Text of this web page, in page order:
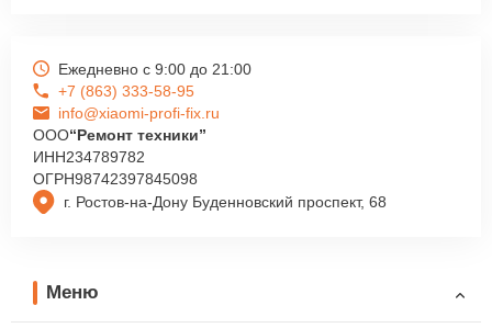
г. Ростов-на-Дону Буденновский проспект, 68
Ежедневно с 9:00 до 21:00
+7 (863) 333-58-95
info@xiaomi-profi-fix.ru
ООО“Ремонт техники”
ИНН234789782
ОГРН98742397845098
Меню